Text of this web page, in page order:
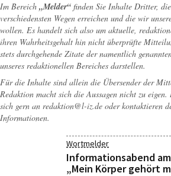
Im Bereich „Melder“ finden Sie Inhalte Dritter,
verschiedensten Wegen erreichen und die wir
wollen. Es handelt sich also um aktuelle,
ihren Wahrheitsgehalt hin nicht überprüfte
stets durchgehende Zitate der namentlich
unseres redaktionellen Bereiches darstellen.
Für die Inhalte sind allein die Übersender der
Redaktion macht sich die Aussagen nicht zu
sich gern an redaktion@l-iz.de oder kontaktieren
Informationen.
Wortmelder
Informationsabend
„Mein Körper gehört